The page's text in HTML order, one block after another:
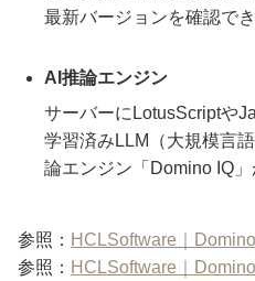
最新バージョンを確認で
AI推論エンジン
サーバーにLotusScriptや
学習済みLLM（大規模言
論エンジン「Domino IQ」
参照： HCLSoftware｜
参照： HCLSoftware｜